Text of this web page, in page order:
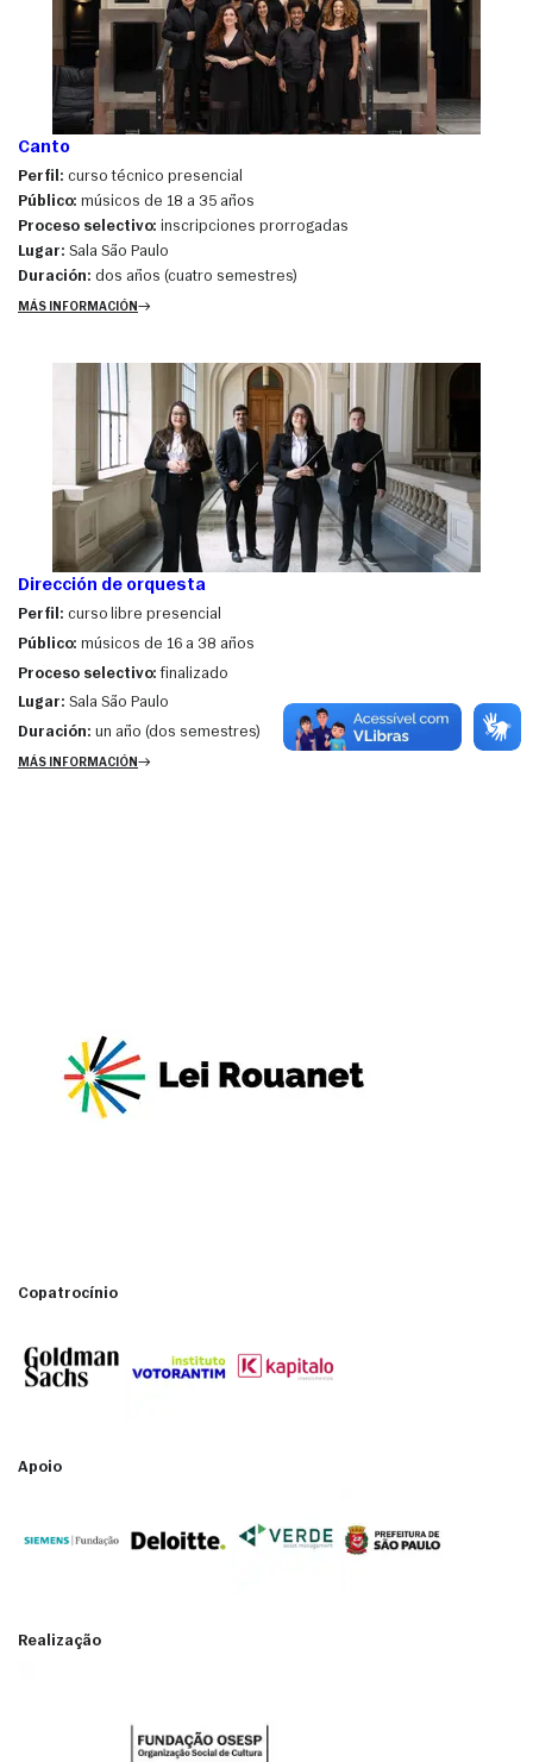
Canto
Perfil: curso técnico presencial
Público: músicos de 18 a 35 años
Proceso selectivo: inscripciones prorrogadas
Lugar: Sala São Paulo
Duración: dos años (cuatro semestres)
MÁS INFORMACIÓN
Dirección de orquesta
Perfil: curso libre presencial
Público: músicos de 16 a 38 años
Proceso selectivo: finalizado
Lugar: Sala São Paulo
Duración: un año (dos semestres)
MÁS INFORMACIÓN
Copatrocínio
Apoio
Realização